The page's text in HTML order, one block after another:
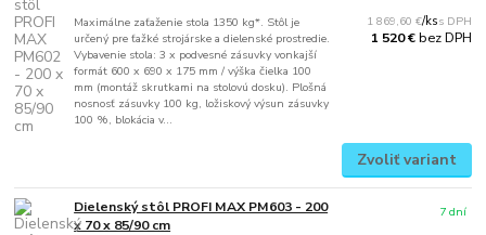
Maximálne zaťaženie stola 1350 kg*. Stôl je
určený pre ťažké strojárske a dielenské prostredie.
Vybavenie stola: 3 x podvesné zásuvky vonkajší
formát 600 x 690 x 175 mm / výška čielka 100
mm (montáž skrutkami na stolovú dosku). Plošná
nosnosť zásuvky 100 kg, ložiskový výsun zásuvky
100 %, blokácia v...
1 869,60 €/ks
1 520 €bez DPH
Zvoliť variant
Dielenský stôl PROFI MAX PM603 - 200
x 70 x 85/90 cm
7 dní